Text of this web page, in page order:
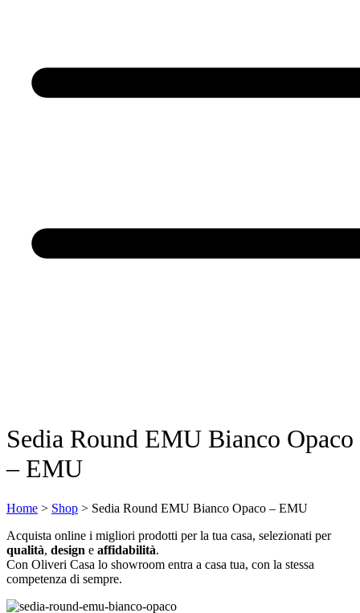
Sedia Round EMU Bianco Opaco
– EMU
Home > Shop > Sedia Round EMU Bianco Opaco – EMU
Acquista online i migliori prodotti per la tua casa, selezionati per
qualità, design e affidabilità.
Con Oliveri Casa lo showroom entra a casa tua, con la stessa
competenza di sempre.